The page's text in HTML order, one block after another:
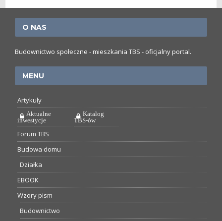
O NAS
Budownictwo społeczne - mieszkania TBS - oficjalny portal.
MENU
Artykuły
Aktualne
inwestycje
Katalog
TBS-ów
Forum TBS
Budowa domu
Działka
EBOOK
Wzory pism
Budownictwo